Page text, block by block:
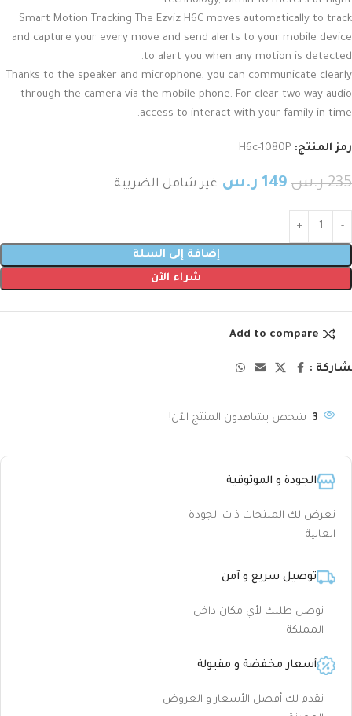
Smart Motion Tracking The Ezviz H6C moves automatically to track
and capture your every move and send alerts to your mobile device
to alert you when any motion is detected.
Thanks to the speaker and microphone, you can communicate clearly
through the camera via the mobile phone. For clear two-way audio
access to interact with your family in time.
رمز المنتج: H6c-1080P
235 ر.س 149 ر.س غير شامل الضريبة
إضافة إلى السلة
شراء الآن
Add to compare
:
3 شخص يشاهدون المنتج الآن!
الجودة و الموثوقية
نعرض لك المنتجات ذات الجودة
العالية
توصيل سريع و آمن
نوصل طلبك لأي مكان داخل
المملكة
أسعار مخفضة و مقبولة
نقدم لك أفضل الأسعار و العروض